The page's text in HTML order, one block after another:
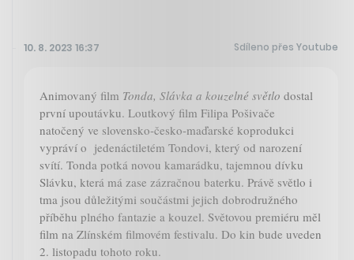
10. 8. 2023 16:37 Sdíleno přes Youtube
Animovaný film Tonda, Slávka a kouzelné světlo dostal
první upoutávku. Loutkový film Filipa Pošivače
natočený ve slovensko-česko-maďarské koprodukci
vypráví o jedenáctiletém Tondovi, který od narození
svítí. Tonda potká novou kamarádku, tajemnou dívku
Slávku, která má zase zázračnou baterku. Právě světlo i
tma jsou důležitými součástmi jejich dobrodružného
příběhu plného fantazie a kouzel. Světovou premiéru měl
film na Zlínském filmovém festivalu. Do kin bude uveden
2. listopadu tohoto roku.